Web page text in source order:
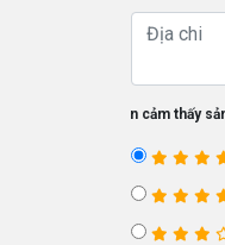
Bạn cảm thấy